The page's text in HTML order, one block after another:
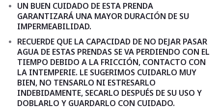
UN BUEN CUIDADO DE ESTA PRENDA
GARANTIZARÁ UNA MAYOR DURACIÓN DE SU
IMPERMEABILIDAD.
RECUERDE QUE LA CAPACIDAD DE NO DEJAR PASAR
AGUA DE ESTAS PRENDAS SE VA PERDIENDO CON EL
TIEMPO DEBIDO A LA FRICCIÓN, CONTACTO CON
LA INTEMPERIE. LE SUGERIMOS CUIDARLO MUY
BIEN, NO TENSARLO NI ESTRESARLO
INDEBIDAMENTE, SECARLO DESPUÉS DE SU USO Y
DOBLARLO Y GUARDARLO CON CUIDADO.